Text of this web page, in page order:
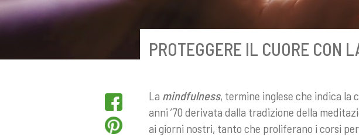
PROTEGGERE IL CUORE CON
La mindfulness, termine inglese che indica la
anni ’70 derivata dalla tradizione della
ai giorni nostri, tanto che proliferano i corsi